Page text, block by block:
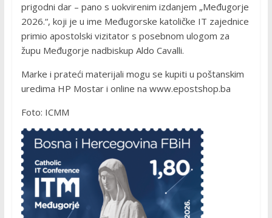
prigodni dar – pano s uokvirenim izdanjem „Međugorje
2026.“, koji je u ime Međugorske katoličke IT zajednice
primio apostolski vizitator s posebnom ulogom za
župu Međugorje nadbiskup Aldo Cavalli.
Marke i prateći materijali mogu se kupiti u poštanskim
uredima HP Mostar i online na www.epostshop.ba
Foto: ICMM